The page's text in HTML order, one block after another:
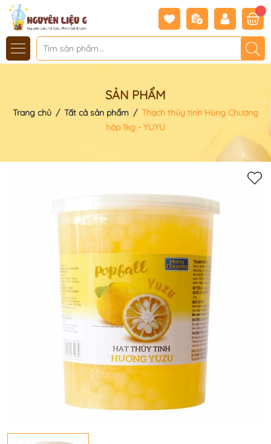
SẢN PHẨM
Trang chủ / Tất cả sản phẩm / Thạch thủy tinh Hùng Chương
hộp 1kg - YUYU